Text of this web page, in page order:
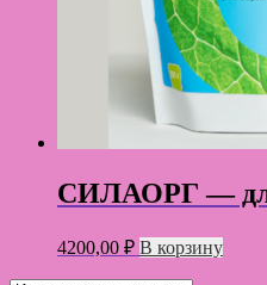
СИЛАОРГ —
4200,00 ₽ В корзину